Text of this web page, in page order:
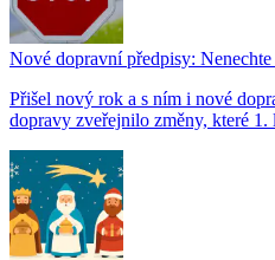
Nové dopravní předpisy:
Přišel nový rok a s ním i nové
dopravy zveřejnilo změny, které 1.